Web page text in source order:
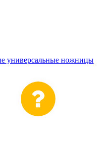
универсальные ножницы